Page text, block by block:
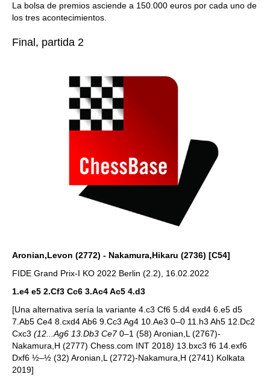
La bolsa de premios asciende a 150.000 euros por cada uno de
los tres acontecimientos.
Final, partida 2
Aronian,Levon (2772) - Nakamura,Hikaru (2736) [C54]
FIDE Grand Prix-I KO 2022 Berlin (2.2), 16.02.2022
1.e4 e5 2.Cf3 Cc6 3.Ac4 Ac5 4.d3
[Una alternativa sería la variante 4.c3 Cf6 5.d4 exd4 6.e5 d5
7.Ab5 Ce4 8.cxd4 Ab6 9.Cc3 Ag4 10.Ae3 0–0 11.h3 Ah5 12.Dc2
Cxc3 (12...Ag6 13.Db3 Ce70–1 (58) Aronian,L (2767)-
Nakamura,H (2777) Chess.com INT 2018) 13.bxc3 f6 14.exf6
Dxf6 ½–½ (32) Aronian,L (2772)-Nakamura,H (2741) Kolkata
2019]